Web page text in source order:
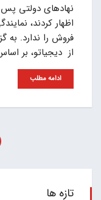
نهادهای دولتی پس
اظهار کردند،
فروش را ندارد. به
از دیجیاتو، بر
ادامه مطلب
تازه ها